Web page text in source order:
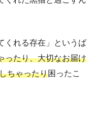
くれる存在」というば
ったり、大切なお届け
ちゃったり困ったこ